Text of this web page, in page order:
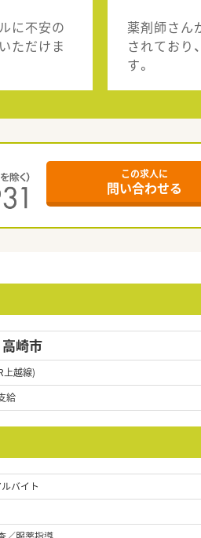
に不安の
ただけま
薬剤師さん
されており
す。
この求人に
問い合わせる
崎市
上越線)
給
ルバイト